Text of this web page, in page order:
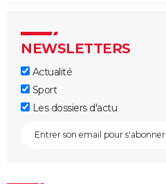
NEWSLETTERS
Actualité
Sport
Les dossiers d'actu